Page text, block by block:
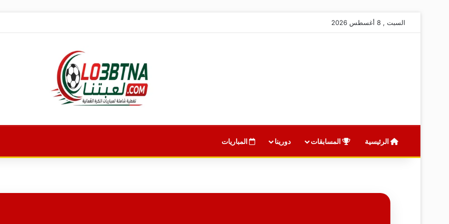
السبت , 8 أغسطس 2026
الرئيسية المسابقات دورينا المباريات